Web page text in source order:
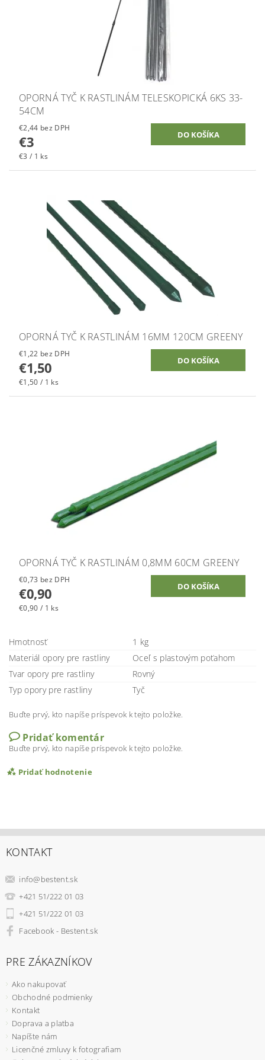
OPORNÁ TYČ K RASTLINÁM TELESKOPICKÁ 6KS 33-
54CM
€2,44 bez DPH
€3
€3 / 1 ks
OPORNÁ TYČ K RASTLINÁM 16MM 120CM GREENY
€1,22 bez DPH
€1,50
€1,50 / 1 ks
OPORNÁ TYČ K RASTLINÁM 0,8MM 60CM GREENY
€0,73 bez DPH
€0,90
€0,90 / 1 ks
Hmotnosť
1 kg
Materiál opory pre rastliny
Oceľ s plastovým poťahom
Tvar opory pre rastliny
Rovný
Typ opory pre rastliny
Tyč
Buďte prvý, kto napíše príspevok k tejto položke.
Pridať komentár
Buďte prvý, kto napíše príspevok k tejto položke.
Pridať hodnotenie
KONTAKT
info@bestent.sk
+421 51/222 01 03
+421 51/222 01 03
Facebook - Bestent.sk
PRE ZÁKAZNÍKOV
Ako nakupovať
Obchodné podmienky
Kontakt
Doprava a platba
Napíšte nám
Licenčné zmluvy k fotografiam